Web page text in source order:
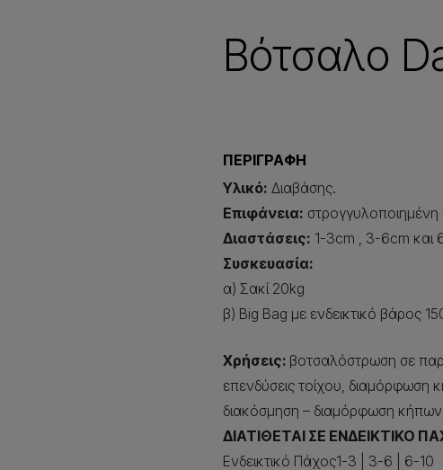
Βότσαλο
ΠΕΡΙΓΡΑΦΗ
Υλικό: Διαβάσης.
Επιφάνεια: στρογγυλοποιημένη
Διαστάσεις: 1-3cm , 3-6cm και
Συσκευασία:
α) Σακί 20kg
β) Big Bag με ενδεικτικό βάρος
Χρήσεις: βοτσαλόστρωση σε
επενδύσεις τοίχου, διαμόρφωση
διακόσμηση – διαμόρφωση
ΔΙΑΤΙΘΕΤΑΙ ΣΕ ΕΝΔΕΙΚΤΙΚΟ
Ενδεικτικό Πάχος1-3
3-6 6-10